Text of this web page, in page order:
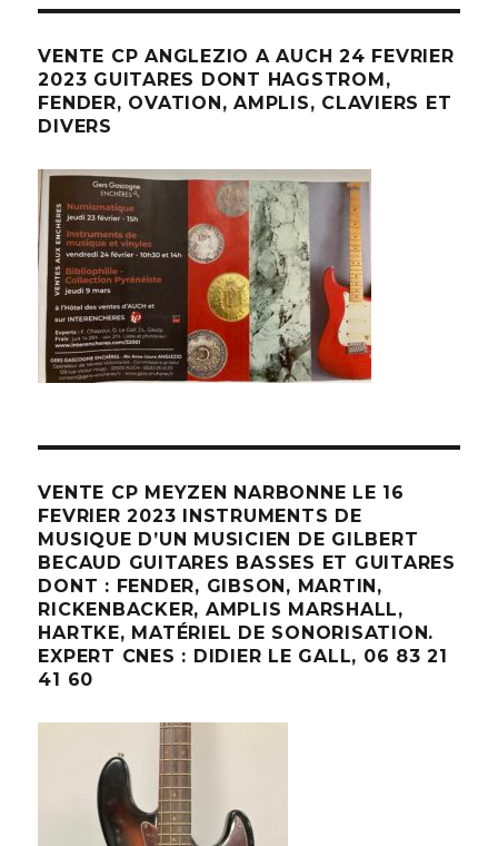
VENTE CP ANGLEZIO A AUCH 24 FEVRIER
2023 GUITARES DONT HAGSTROM,
FENDER, OVATION, AMPLIS, CLAVIERS ET
DIVERS
VENTE CP MEYZEN NARBONNE LE 16
FEVRIER 2023 INSTRUMENTS DE
MUSIQUE D’UN MUSICIEN DE GILBERT
BECAUD GUITARES BASSES ET GUITARES
DONT : FENDER, GIBSON, MARTIN,
RICKENBACKER, AMPLIS MARSHALL,
HARTKE, MATÉRIEL DE SONORISATION.
EXPERT CNES : DIDIER LE GALL, 06 83 21
41 60